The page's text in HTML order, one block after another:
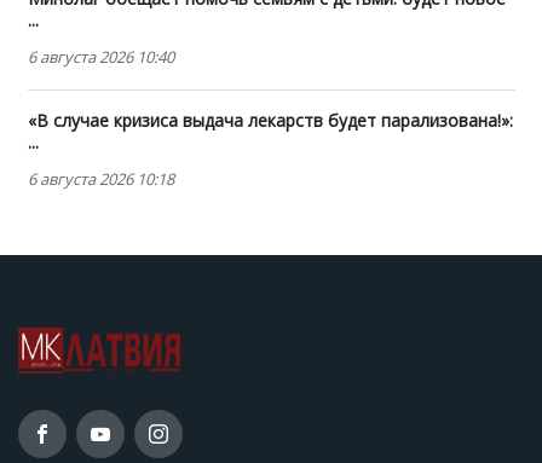
...
6 августа 2026 10:40
«В случае кризиса выдача лекарств будет парализована!»:
...
6 августа 2026 10:18